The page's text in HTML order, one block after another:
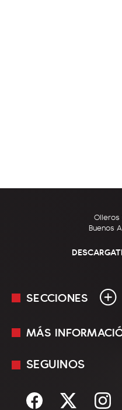
Olleros
Buenos
SECCIONES
En Vivo
Sociedad
MÁS
Mediakit
Términos y condiciones
SEGUINOS